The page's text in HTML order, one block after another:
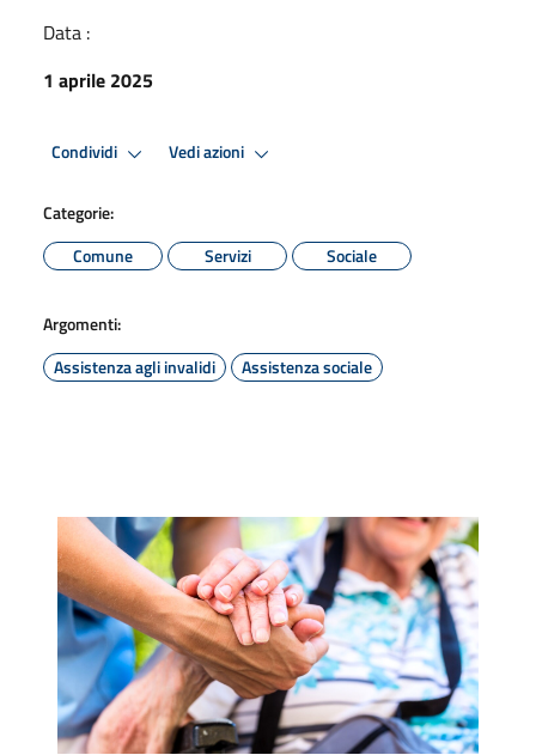
Data :
1 aprile 2025
Condividi Vedi azioni
Categorie:
Comune
Servizi Sociale
Argomenti:
Assistenza agli invalidi
Assistenza sociale